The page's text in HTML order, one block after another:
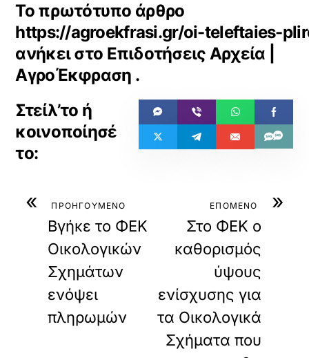
Το πρωτότυπο άρθρο
https://agroekfrasi.gr/oi-teleftaies-
ανήκει στο Επιδοτήσεις Αρχεία |
ΑγροΈκφραση .
« ΠΡΟΗΓΟΥΜΕΝΟ
Βγήκε το ΦΕΚ
Οικολογικών
Σχημάτων
ενόψει
πληρωμών
»
ΕΠΟΜΕΝΟ
Στο ΦΕΚ ο
καθορισμός
ύψους
ενίσχυσης για
τα Οικολογικά
Σχήματα που